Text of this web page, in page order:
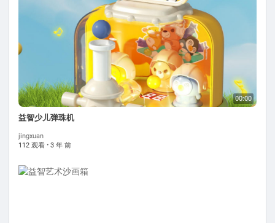
00:00
益智少儿弹珠机
jingxuan
112 观看 · 3 年 前